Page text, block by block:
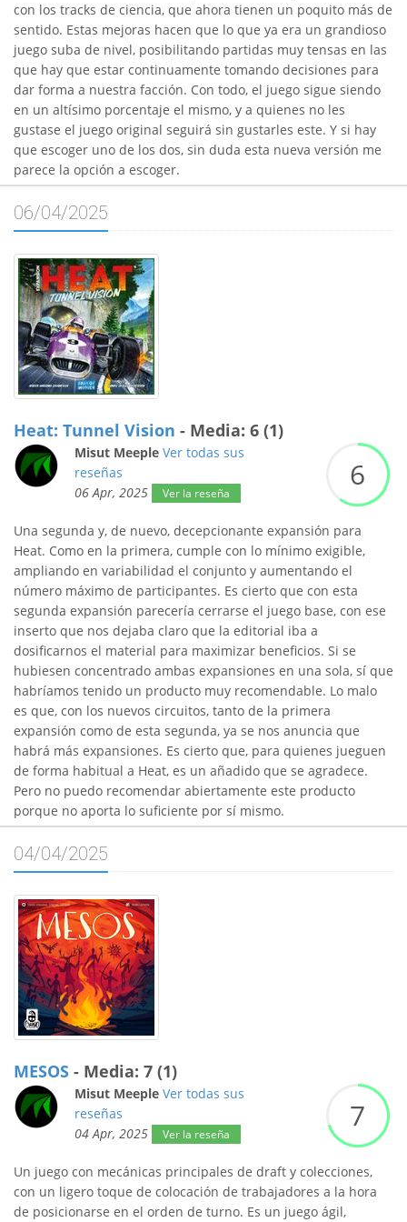
con los tracks de ciencia, que ahora tienen un poquito más de
sentido. Estas mejoras hacen que lo que ya era un grandioso
juego suba de nivel, posibilitando partidas muy tensas en las
que hay que estar continuamente tomando decisiones para
dar forma a nuestra facción. Con todo, el juego sigue siendo
en un altísimo porcentaje el mismo, y a quienes no les
gustase el juego original seguirá sin gustarles este. Y si hay
que escoger uno de los dos, sin duda esta nueva versión me
parece la opción a escoger.
06/04/2025
Heat: Tunnel Vision - Media: 6 (1)
Misut Meeple Ver todas sus
reseñas
06 Apr, 2025
Ver la reseña
6
Una segunda y, de nuevo, decepcionante expansión para
Heat. Como en la primera, cumple con lo mínimo exigible,
ampliando en variabilidad el conjunto y aumentando el
número máximo de participantes. Es cierto que con esta
segunda expansión parecería cerrarse el juego base, con ese
inserto que nos dejaba claro que la editorial iba a
dosificarnos el material para maximizar beneficios. Si se
hubiesen concentrado ambas expansiones en una sola, sí que
habríamos tenido un producto muy recomendable. Lo malo
es que, con los nuevos circuitos, tanto de la primera
expansión como de esta segunda, ya se nos anuncia que
habrá más expansiones. Es cierto que, para quienes jueguen
de forma habitual a Heat, es un añadido que se agradece.
Pero no puedo recomendar abiertamente este producto
porque no aporta lo suficiente por sí mismo.
04/04/2025
MESOS - Media: 7 (1)
Misut Meeple Ver todas sus
reseñas
04 Apr, 2025
Ver la reseña
7
Un juego con mecánicas principales de draft y colecciones,
con un ligero toque de colocación de trabajadores a la hora
de posicionarse en el orden de turno. Es un juego ágil,